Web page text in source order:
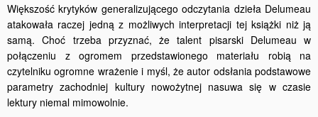
Większość krytyków generalizującego odczytania dzieła Delumeau
atakowała raczej jedną z możliwych interpretacji tej książki niż ją
samą. Choć trzeba przyznać, że talent pisarski Delumeau w
połączeniu z ogromem przedstawionego materiału robią na
czytelniku ogromne wrażenie i myśl, że autor odsłania podstawowe
parametry zachodniej kultury nowożytnej nasuwa się w czasie
lektury niemal mimowolnie.